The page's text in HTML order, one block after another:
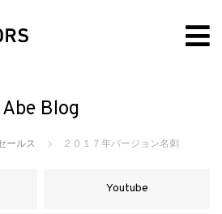
Abe Blog
ールス ２０１７年バージョン名刺
Youtube